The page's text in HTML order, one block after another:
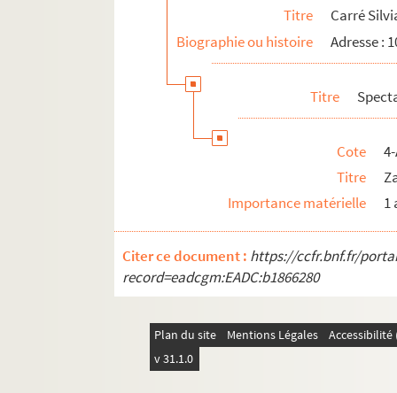
Titre
Carré
Biographie ou histoire
Adresse :
Titre
Cote
Titre
Importance matérielle
1
Citer ce document : https://ccfr.bnf.fr/
record=eadcgm:EADC:b1866280
Plan du site Mentions Légales
v 31.1.0